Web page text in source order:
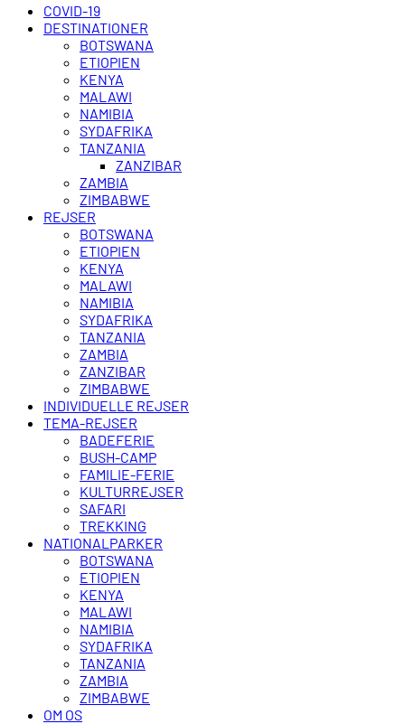
COVID-19
DESTINATIONER
BOTSWANA
ETIOPIEN
KENYA
MALAWI
NAMIBIA
SYDAFRIKA
TANZANIA
ZANZIBAR
ZAMBIA
ZIMBABWE
REJSER
BOTSWANA
ETIOPIEN
KENYA
MALAWI
NAMIBIA
SYDAFRIKA
TANZANIA
ZAMBIA
ZANZIBAR
ZIMBABWE
INDIVIDUELLE REJSER
TEMA-REJSER
BADEFERIE
BUSH-CAMP
FAMILIE-FERIE
KULTURREJSER
SAFARI
TREKKING
NATIONALPARKER
BOTSWANA
ETIOPIEN
KENYA
MALAWI
NAMIBIA
SYDAFRIKA
TANZANIA
ZAMBIA
ZIMBABWE
OM OS